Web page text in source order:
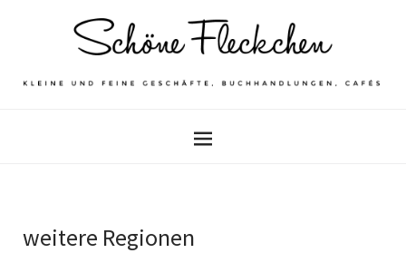
weitere Regionen